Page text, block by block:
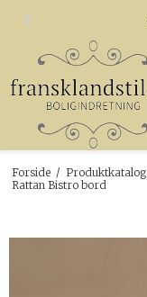
Forside / Produktkatalog
Rattan Bistro bord